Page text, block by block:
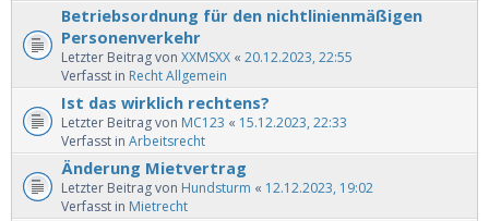
Betriebsordnung für den nichtlinienmäßigen
Personenverkehr
Letzter Beitrag von XXMSXX « 20.12.2023, 22:55
Verfasst in Recht Allgemein
Ist das wirklich rechtens?
Letzter Beitrag von MC123 « 15.12.2023, 22:33
Verfasst in Arbeitsrecht
Änderung Mietvertrag
Letzter Beitrag von Hundsturm « 12.12.2023, 19:02
Verfasst in Mietrecht